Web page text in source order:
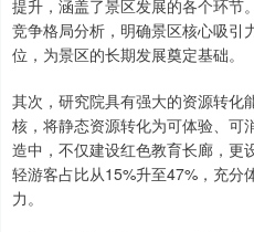
提升，涵盖了景区发展的各个环节
竞争格局分析，明确景区核心吸引
位，为景区的长期发展奠定基础。
其次，研究院具有强大的资源转化
核，将静态资源转化为可体验、可
造中，不仅建设红色教育长廊，更
轻游客占比从15%升至47%，充分
力。